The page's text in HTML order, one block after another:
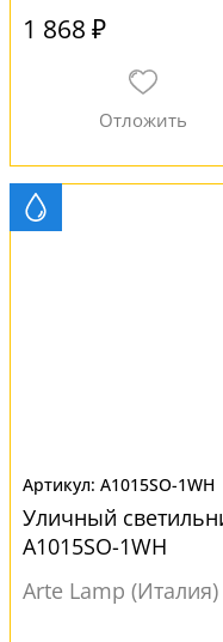
1 868 ₽
A1015SO-1WH
Уличный
A1015SO-1WH
Arte Lamp (Италия)